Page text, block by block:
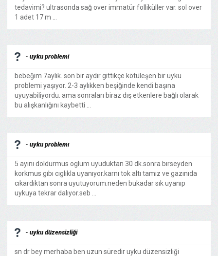
tedavimi? ultrasonda sağ over immatür folliküller var. sol over
1 adet 17 m ...
- uyku problemi
bebeğim 7aylık. son bir aydır gittikçe kötüleşen bir uyku
problemi yaşıyor. 2-3 aylıkken beşiğinde kendi başına
uyuyabiliyordu. ama sonraları biraz dış etkenlere bağlı olarak
bu alışkanlığını kaybetti ...
- uyku problemı
5 ayını doldurmus oglum uyuduktan 30 dk.sonra bırseyden
korkmus gıbı cıglıkla uyanıyor.karnı tok altı tamız ve gazınıda
cıkardıktan sonra uyutuyorum.neden bukadar sık uyanıp
uykuya tekrar dalıyor.seb ...
- uyku düzensizliği
sn dr bey merhaba ben uzun süredir uyku düzensizliği